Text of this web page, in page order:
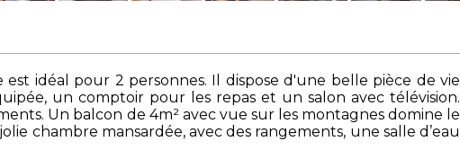
idéal pour 2 personnes. Il dispose d'une belle pièce de vie
un comptoir pour les repas et un salon avec télévision.
Un balcon de 4m² avec vue sur les montagnes domine le
chambre mansardée, avec des rangements, une salle d’eau